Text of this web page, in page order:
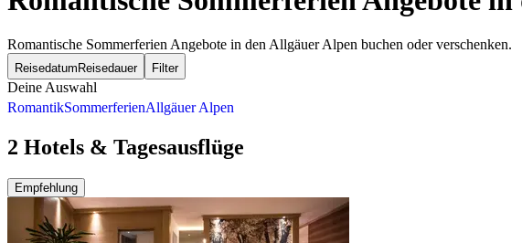
Romantische Sommerferien Angebote in den Allgäuer Alpen buchen oder verschenken.
Reisedatum Reisedauer Filter
Deine Auswahl
RomantikSommerferienAllgäuer Alpen
2 Hotels & Tagesausflüge
Empfehlung